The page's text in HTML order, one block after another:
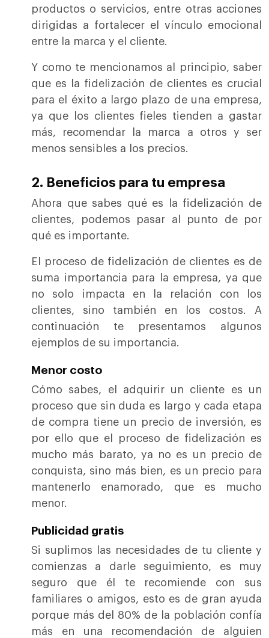
productos o servicios, entre otras acciones
dirigidas a fortalecer el vínculo emocional
entre la marca y el cliente.
Y como te mencionamos al principio, saber
que es la fidelización de clientes es crucial
para el éxito a largo plazo de una empresa,
ya que los clientes fieles tienden a gastar
más, recomendar la marca a otros y ser
menos sensibles a los precios.
2. Beneficios para tu empresa
Ahora que sabes qué es la fidelización de
clientes, podemos pasar al punto de por
qué es importante.
El proceso de fidelización de clientes es de
suma importancia para la empresa, ya que
no solo impacta en la relación con los
clientes, sino también en los costos. A
continuación te presentamos algunos
ejemplos de su importancia.
Menor costo
Cómo sabes, el adquirir un cliente es un
proceso que sin duda es largo y cada etapa
de compra tiene un precio de inversión, es
por ello que el proceso de fidelización es
mucho más barato, ya no es un precio de
conquista, sino más bien, es un precio para
mantenerlo enamorado, que es mucho
menor.
Publicidad gratis
Si suplimos las necesidades de tu cliente y
comienzas a darle seguimiento, es muy
seguro que él te recomiende con sus
familiares o amigos, esto es de gran ayuda
porque más del 80% de la población confía
más en una recomendación de alguien